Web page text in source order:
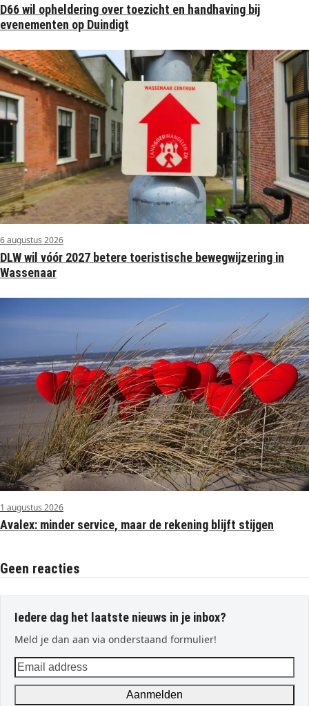
D66 wil opheldering over toezicht en handhaving bij
evenementen op Duindigt
6 augustus 2026
DLW wil vóór 2027 betere toeristische bewegwijzering in
Wassenaar
1 augustus 2026
Avalex: minder service, maar de rekening blijft stijgen
Geen reacties
Iedere dag het laatste nieuws in je inbox?
Meld je dan aan via onderstaand formulier!
Email
address
Aanmelden